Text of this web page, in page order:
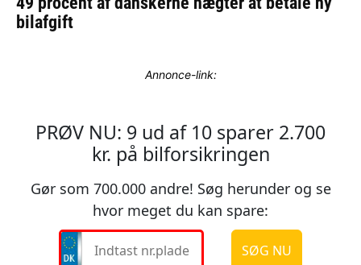
Annonce-link: